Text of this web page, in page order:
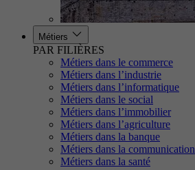
Métiers
PAR FILIÈRES
Métiers dans le commerce
Métiers dans l’industrie
Métiers dans l’informatique
Métiers dans le social
Métiers dans l’immobilier
Métiers dans l’agriculture
Métiers dans la banque
Métiers dans la communication
Métiers dans la santé